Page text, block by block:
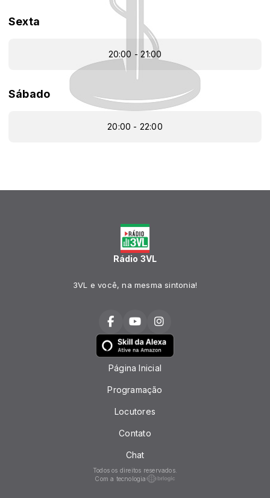
Sexta
20:00 - 21:00
Sábado
20:00 - 22:00
Rádio 3VL
3VL e você, na mesma sintonia!
Página Inicial
Programação
Locutores
Contato
Chat
Todos os direitos reservados.
Com a tecnologia